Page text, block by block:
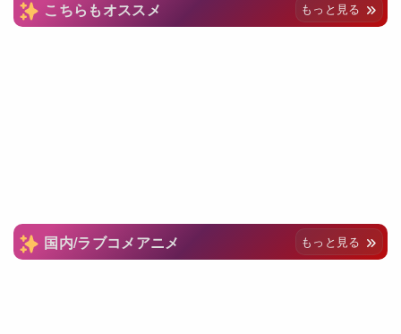
こちらもオススメ もっと見る
国内/ラブコメアニメ もっと見る